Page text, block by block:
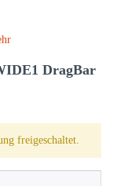
DragBar
freigeschaltet.